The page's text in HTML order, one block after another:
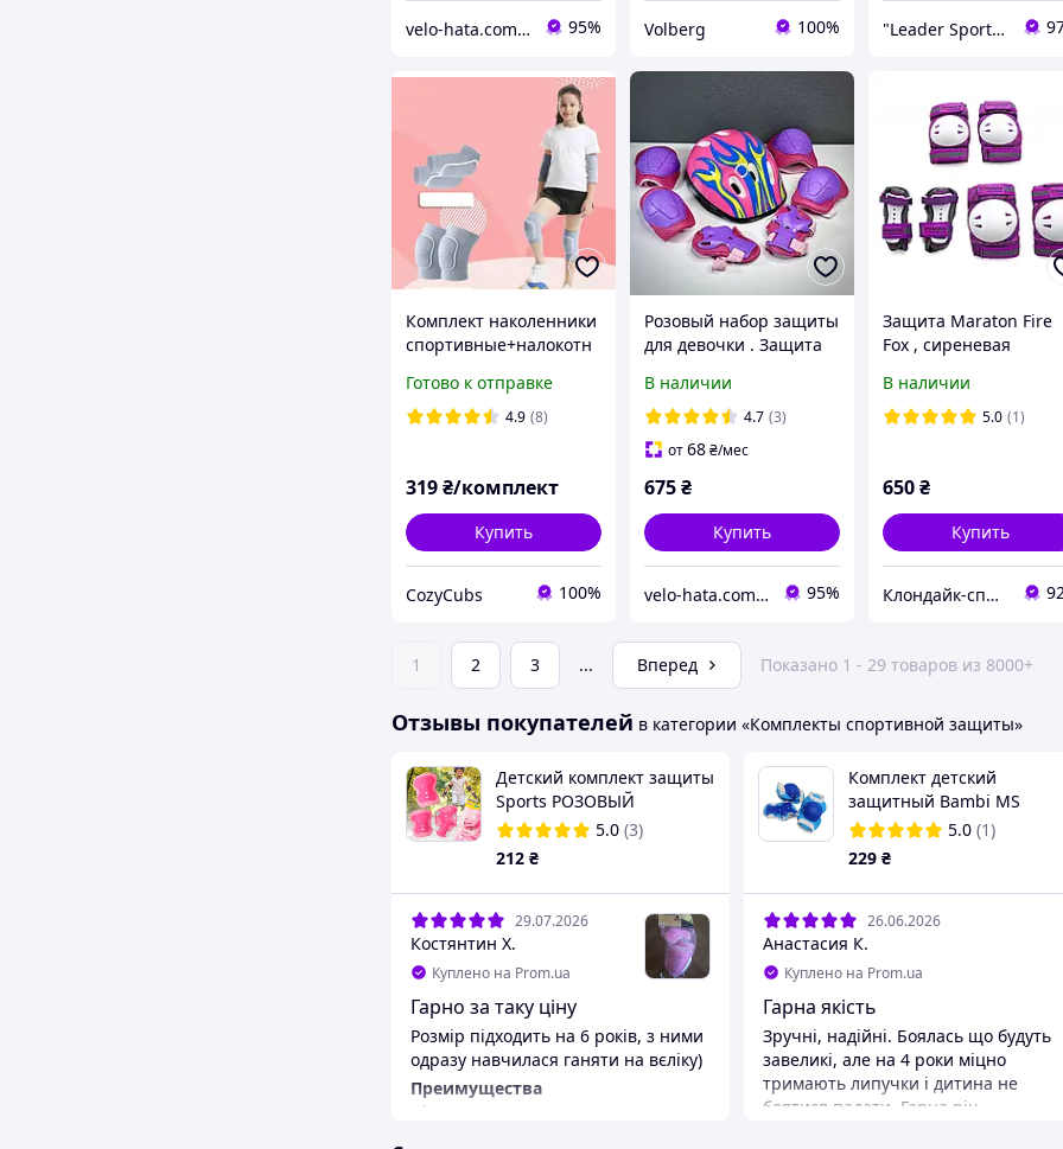
velo-hata.com.ua Магазин товарів для активного спорту та відпочинку 95% Volberg 100% "Leader Sport" - интернет-магазин спортивных товаров
Комплект наколенники
спортивные+налокотн
волейбола, бега и
других видов
Готово к отправке
4.9 (8)
319₴/комплект
Купить
CozyCubs 100%
Розовый набор защиты
для девочки . Защита
Шлем наколенники
налокотники перчатки
)
В наличии
4.7 (3)
от68₴/мес
675₴
Купить
velo-hata.com.ua Магазин товарів для активного спорту та відпочинку 95%
Защита Maraton Fire
Fox , сиреневая
В наличии
5.0 (1)
650₴
Купить
Клондайк-спорт
1 2 3 ... Вперед Показано 1 - 29 товаров из 8000+
Отзывы покупателей в категории «Комплекты спортивной защиты»
Детский комплект защиты
Sports РОЗОВЫЙ
наколенники,
налокотники, защита
5.0 (3)
212 ₴
29.07.2026
Костянтин Х.
Куплено на Prom.ua
Гарно за таку ціну
Розмір підходить на 6 років, з ними
одразу навчилася ганяти на вєліку)
Преимущества
Ціна
Комплект детский
защитный Bambi MS
0032-2 Blue наколенники,
налокотники, запястья
5.0 (1)
229 ₴
26.06.2026
Анастасия К.
Куплено на Prom.ua
Гарна якість
Зручні, надійні. Боялась що будуть
завеликі, але на 4 роки міцно
тримають липучки і дитина не
боятися падати. Гарна річ